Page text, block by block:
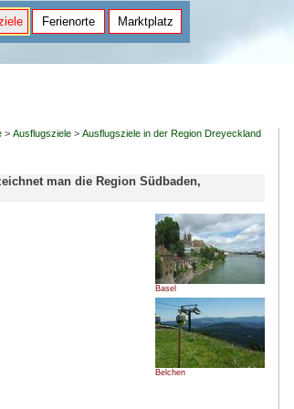
Ferienorte Marktplatz
> Ausflugsziele> Ausflugsziele in der Region Dreyeckland
man die Region Südbaden,
Basel
Belchen